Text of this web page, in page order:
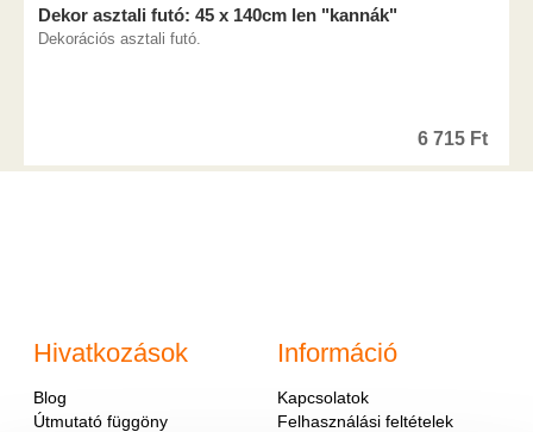
Dekor asztali futó: 45 x 140cm len "kannák"
Dekorációs asztali futó.
6 715 Ft
Hivatkozások
Blog
Útmutató függöny
Információ
Kapcsolatok
Felhasználási feltételek